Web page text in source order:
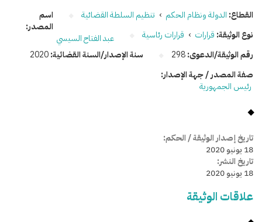
القطاع: الدولة ونظام الحكم › تنظيم السلطة القضائية
نوع الوثيقة: قرارات › قرارات رئاسية
رقم الوثيقة/الدعوى:298 سنة الإصدار/السنة القضائية:2020
اسم
المصدر:
عبد الفتاح السيسي
صفة المصدر / جهة الإصدار:
رئيس الجمهورية
تاريخ إصدار الوثيقة / الحكم:
18 يونيو 2020
تاريخ النشر:
18 يونيو 2020
علاقات الوثيقة